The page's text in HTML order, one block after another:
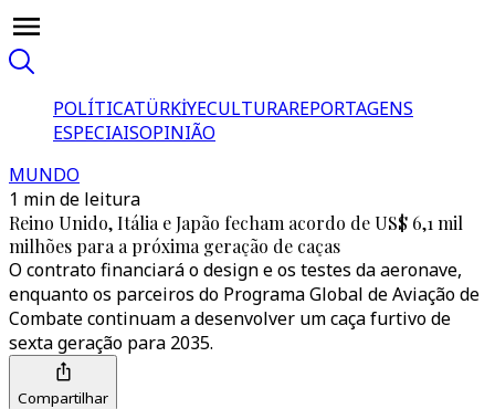
POLÍTICATÜRKİYECULTURAREPORTAGENS
ESPECIAISOPINIÃO
MUNDO
1 min de leitura
Reino Unido, Itália e Japão fecham acordo de US$ 6,1 mil
milhões para a próxima geração de caças
O contrato financiará o design e os testes da aeronave,
enquanto os parceiros do Programa Global de Aviação de
Combate continuam a desenvolver um caça furtivo de
sexta geração para 2035.
Compartilhar